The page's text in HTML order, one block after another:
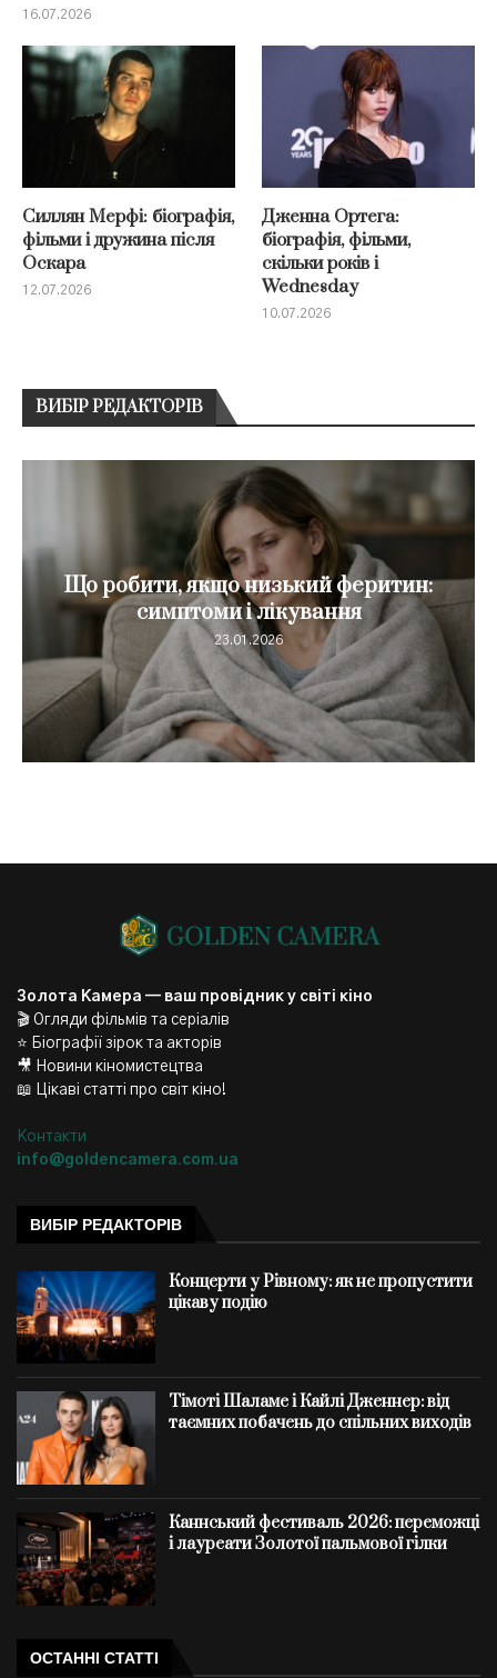
16.07.2026
Силлян Мерфі: біографія,
фільми і дружина після
Оскара
12.07.2026
Дженна Ортега:
біографія, фільми,
скільки років і
Wednesday
10.07.2026
ВИБІР РЕДАКТОРІВ
Що робити, якщо низький феритин:
симптоми і лікування
23.01.2026
Золота Камера — ваш провідник у світі кіно
🎬 Огляди фільмів та серіалів
⭐ Біографії зірок та акторів
🎥 Новини кіномистецтва
📖 Цікаві статті про світ кіно!
Контакти
info@goldencamera.com.ua
ВИБІР РЕДАКТОРІВ
Концерти у Рівному: як не пропустити
цікаву подію
Тімоті Шаламе і Кайлі Дженнер: від
таємних побачень до спільних виходів
Каннський фестиваль 2026: переможці
і лауреати Золотої пальмової гілки
ОСТАННІ СТАТТІ